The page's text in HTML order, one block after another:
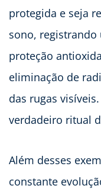
protegida e seja
sono, registrando
proteção
eliminação de
das rugas
verdadeiro ritual
Além desses
constante